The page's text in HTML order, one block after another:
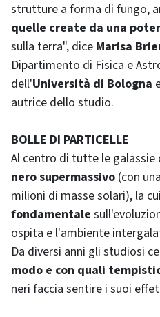
strutture a forma di fungo,
quelle create da una
sulla terra", dice Marisa
Dipartimento di Fisica e
dell'Università di Bologna
autrice dello studio.
BOLLE DI PARTICELLE
Al centro di tutte le galassie
nero supermassivo (con
milioni di masse solari), la
fondamentale
ospita e l'ambiente
Da diversi anni gli studiosi
modo e con quali
neri faccia sentire i suoi